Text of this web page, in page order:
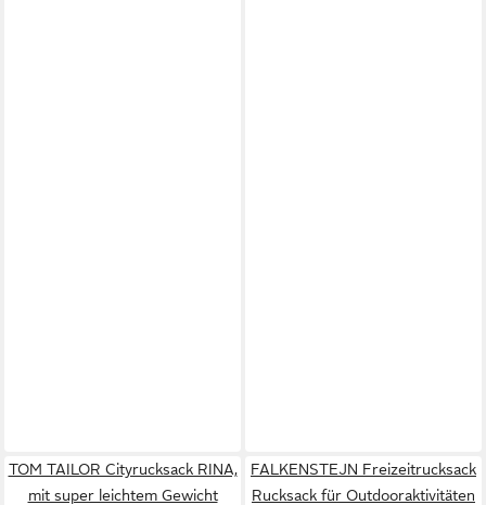
TOM TAILOR Cityrucksack RINA,
mit super leichtem Gewicht
FALKENSTEJN Freizeitrucksack
Rucksack für Outdooraktivitäten